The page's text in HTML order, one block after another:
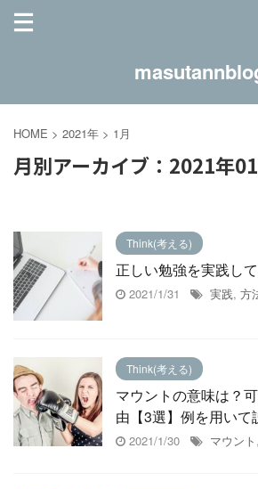
HOME > 2021年 > 1月
月別アーカイブ：2021年
Think(考える)
正しい勉強を実践し
2021/1/31 実践, 方
Think(考える)
マウントの意味は？
由【3選】例を用いて
2021/1/30 マウント ,